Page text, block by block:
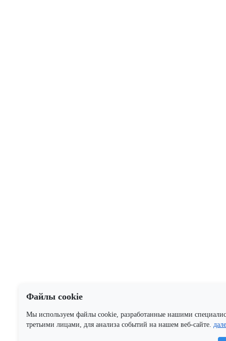
Файлы cookie
Мы используем файлы cookie, разработанные нашими
третьими лицами, для анализа событий на нашем веб-сайте.